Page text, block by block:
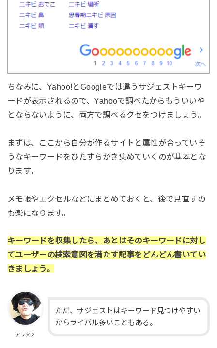
ちなみに、Yahoo!とGoogleでは違うサジェストキーワ
ードが表示されるので、Yahooで調べたからもういいや
とならないように、両方で調べるクセをつけましょう。
まずは、ここから自分が作るサイトと属性が合っていそ
うなキーワードをひたすらかき集めていくのが基本とな
ります。
メモ帳やエクセルなどにまとめておくと、後で見直すの
も楽になります。
キーワードを収集したら、あとはそのキーワードに対し
てユーザーの検索意図を満たす記事をどんどん書いてい
きましょう。
アラタツ
ただ、サジェストはキーワード見つけやすい
からライバル多いこともある。